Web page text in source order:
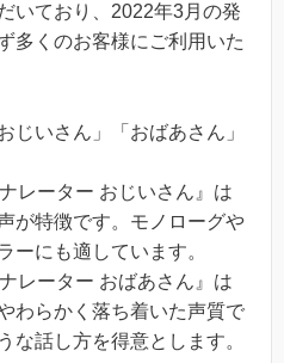
いており、2022年3月の発
多くのお客様にご利用いた
じいさん」「おばあさん」
レーター おじいさん』は
が特徴です。モノローグや
ーにも適しています。
レーター おばあさん』は
わらかく落ち着いた声質で
な話し方を得意とします。